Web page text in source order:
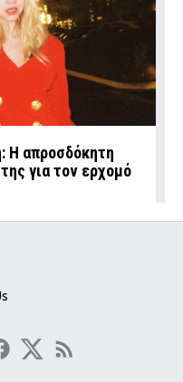
Η απροσδόκητη
για τον ερχομό